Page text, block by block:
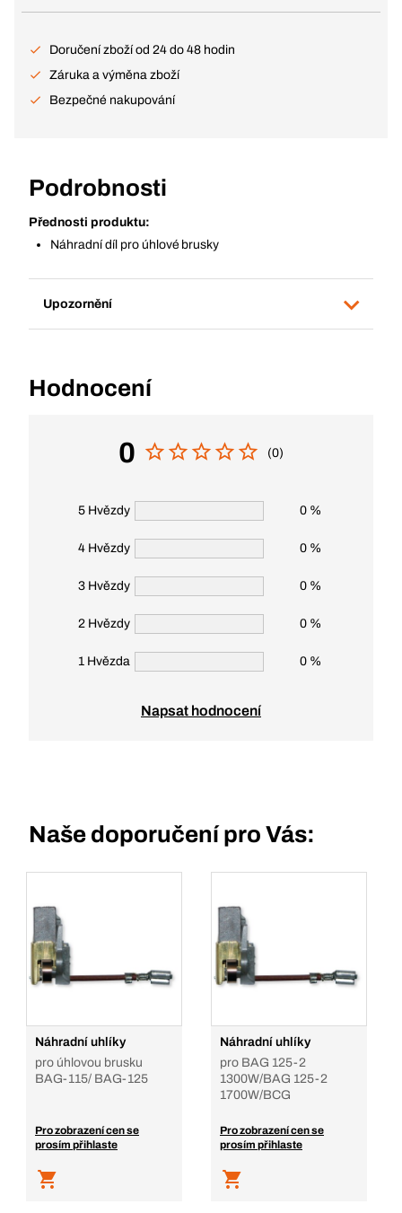
Doručení zboží od 24 do 48 hodin
Záruka a výměna zboží
Bezpečné nakupování
Podrobnosti
Přednosti produktu:
Náhradní díl pro úhlové brusky
Upozornění
Hodnocení
0 (0)
5 Hvězdy 0 %
4 Hvězdy 0 %
3 Hvězdy 0 %
2 Hvězdy 0 %
1 Hvězda 0 %
Napsat hodnocení
Naše doporučení pro Vás:
Náhradní uhlíky
pro úhlovou brusku
BAG-115/ BAG-125
Pro zobrazení cen se
prosím přihlaste
Náhradní uhlíky
pro BAG 125-2
1300W/BAG 125-2
1700W/BCG
Pro zobrazení cen se
prosím přihlaste